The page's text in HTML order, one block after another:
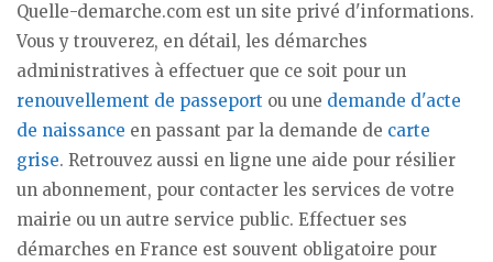
Quelle-demarche.com est un site privé d'informations.
Vous y trouverez, en détail, les démarches
administratives à effectuer que ce soit pour un
renouvellement de passeport ou une demande d'acte
de naissance en passant par la demande de carte
grise. Retrouvez aussi en ligne une aide pour résilier
un abonnement, pour contacter les services de votre
mairie ou un autre service public. Effectuer ses
démarches en France est souvent obligatoire pour